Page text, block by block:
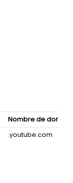
Nombre de dominio
.youtube.com